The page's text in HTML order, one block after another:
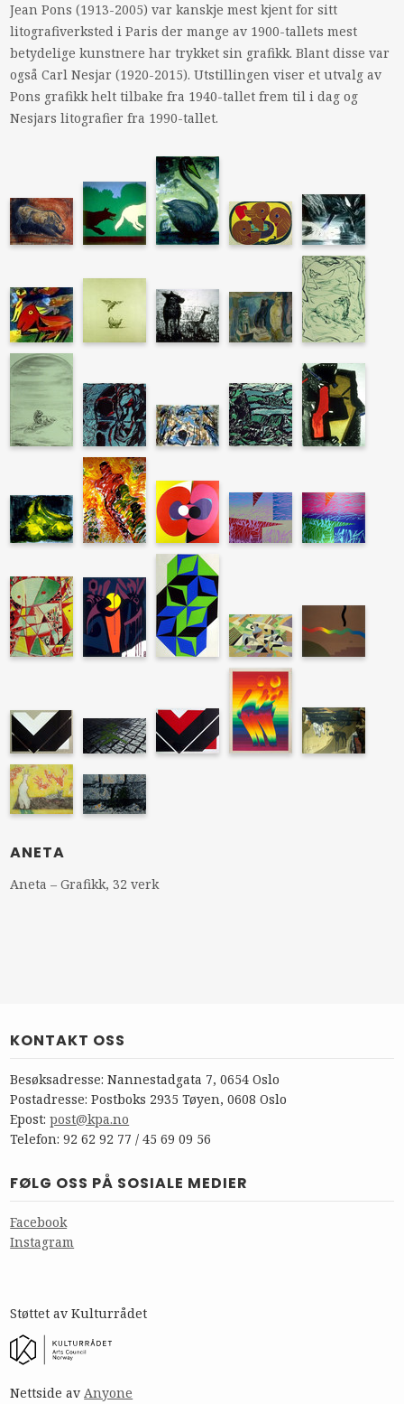
Jean Pons (1913-2005) var kanskje mest kjent for sitt
litografiverksted i Paris der mange av 1900-tallets mest
betydelige kunstnere har trykket sin grafikk. Blant disse var
også Carl Nesjar (1920-2015). Utstillingen viser et utvalg av
Pons grafikk helt tilbake fra 1940-tallet frem til i dag og
Nesjars litografier fra 1990-tallet.
ANETA
Aneta – Grafikk, 32 verk
KONTAKT OSS
Besøksadresse: Nannestadgata 7, 0654 Oslo
Postadresse: Postboks 2935 Tøyen, 0608 Oslo
Epost:post@kpa.no
Telefon: 92 62 92 77 / 45 69 09 56
FØLG OSS PÅ SOSIALE MEDIER
Facebook
Instagram
Støttet av Kulturrådet
Nettside avAnyone